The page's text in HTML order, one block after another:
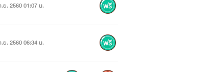
ย. 2560 01:07 น.
ย. 2560 06:34 น.